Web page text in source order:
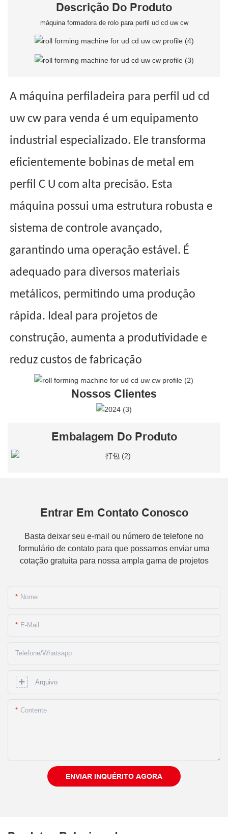
Descrição Do Produto
máquina formadora de rolo para perfil ud cd uw cw
A máquina perfiladeira para perfil ud cd
uw cw para venda é um equipamento
industrial especializado. Ele transforma
eficientemente bobinas de metal em
perfil C U com alta precisão. Esta
máquina possui uma estrutura robusta e
sistema de controle avançado,
garantindo uma operação estável. É
adequado para diversos materiais
metálicos, permitindo uma produção
rápida. Ideal para projetos de
construção, aumenta a produtividade e
reduz custos de fabricação
Nossos Clientes
Embalagem Do Produto
Entrar Em Contato Conosco
Basta deixar seu e-mail ou número de telefone no
formulário de contato para que possamos enviar uma
cotação gratuita para nossa ampla gama de projetos
Nome
E-Mail
Telefone/whatsapp
Arquivo
Contente
ENVIAR INQUÉRITO AGORA